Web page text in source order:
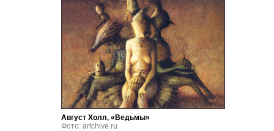
Август Холл, «Ведьмы»
Фото: artchive.ru